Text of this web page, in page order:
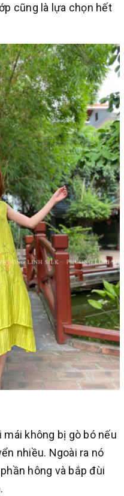
cũng là lựa chọn hết
không bị gò bó nếu
nhiều. Ngoài ra nó
hông và bắp đùi